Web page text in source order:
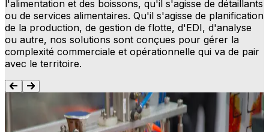
l'alimentation et des boissons, qu'il s'agisse de détaillants
ou de services alimentaires. Qu'il s'agisse de planification
de la production, de gestion de flotte, d'EDI, d'analyse
ou autre, nos solutions sont conçues pour gérer la
complexité commerciale et opérationnelle qui va de pair
avec le territoire.
Planification des ressources de l'entreprise
(ERP)